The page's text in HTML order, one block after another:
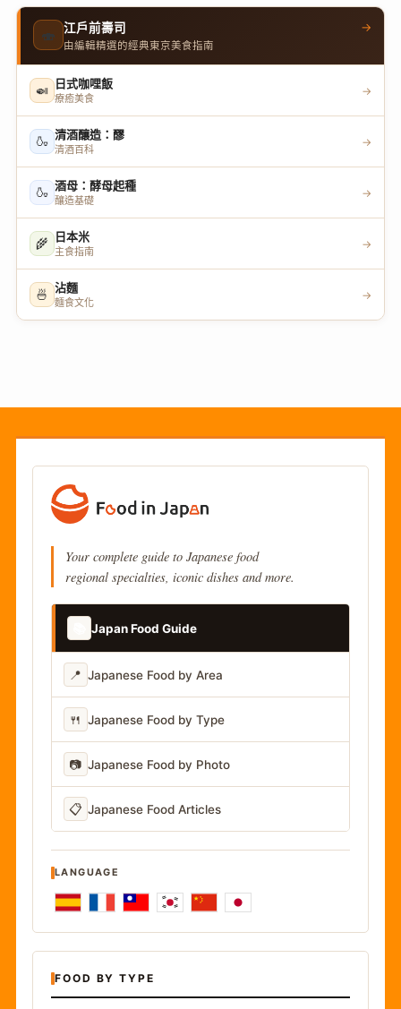
🍣 江戶前壽司
由編輯精選的經典東京美食指南
→
🍛 日式咖哩飯
療癒美食
→
🍶 清酒釀造：醪
清酒百科
→
🍶 酒母：酵母起種
釀造基礎
→
🌾 日本米
主食指南
→
🍜 沾麵
麵食文化
→
Your complete guide to Japanese food
regional specialties, iconic dishes and more.
Japan Food Guide
📍 Japanese Food by Area
🍴 Japanese Food by Type
📷 Japanese Food by Photo
📋 Japanese Food Articles
LANGUAGE
FOOD BY TYPE